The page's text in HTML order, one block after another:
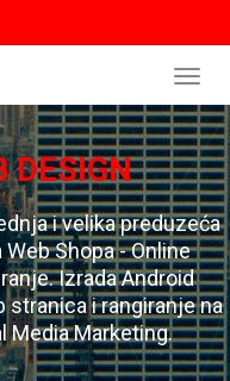
DESIGN
i velika preduzeća
Shopa - Online
Izrada Android
stranica i rangiranje na
Media Marketing.